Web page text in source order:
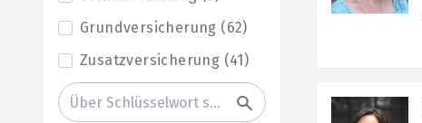
Grundversicherung (62)
Zusatzversicherung (41)